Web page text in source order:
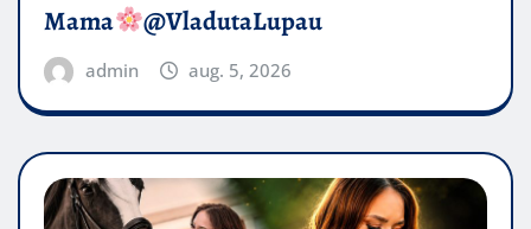
Mama @VladutaLupau
admin aug. 5, 2026